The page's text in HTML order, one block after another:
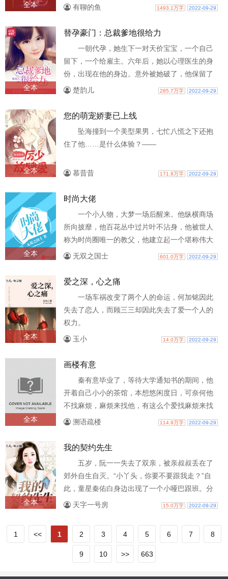
全本 有聊的鱼 1493.1万字 2022-09-29
全本
替孕豪门：总裁爹地很给力
一朝代孕，她生下一对天价宝宝，一个自己
留下，一个给雇主。六年后，她以心理医生的身
份，出现在他的身边。意外被她破了，他保留了
三十年的身体，这一破不得了了，男人不..
楚韵儿 285.7万字 2022-09-29
全本
您的萌宠娇妻已上线
坠海撞到一个美型果男，七忙八慌之下还抱
住了他……是什么体验？——
慕昔昔 171.8万字 2022-09-29
全本
时尚大佬
一个小人物，大梦一场后醒来。他纵横商场
所向披靡，他百花丛中过片叶不沾身，他被世人
称为时尚圈唯一的教父，他建立起一个堪称伟大
的时尚帝国……
无双之国士 601.0万字 2022-09-29
全本
爱之深，心之痛
一场车祸改变了两个人的命运，何加铭因此
失去了恋人，而顾三三却因此失去了爱一个人的
权力。
玉小 14.0万字 2022-09-29
全本
画楼有意
秦有意毕业了，等待大学通知书的期间，他
开着自己小小的茶馆，本想悠闲度日，可奈何他
不找麻烦，麻烦来找他，有这么个爱找麻烦来找
他的朋友，秦有意也是无奈。第一件事：..
溯语疏楼 114.9万字 2022-09-29
全本
我的契约先生
五岁，阮一一失去了双亲，被亲叔叔丢在了
郊外自生自灭。“小丫头，你要不要跟我走？”自
此，童星秦佑白身边出现了一个小哑巴跟班。分
别在即，秦佑白将一纸契约推到她的面..
天字一号房 15.0万字 2022-09-29
1 << 1 2 3 4 5 6 7 8
9 10 >> 663